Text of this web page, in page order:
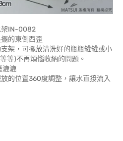
架IN-0082
的東倒西歪
架，可擺放清洗好的瓶瓶罐罐或小
等)不再煩惱收納的問題。
漉漉
的位置360度調整，讓水直接流入